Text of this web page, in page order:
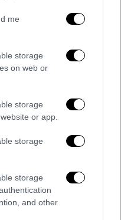
me
storage
on web or
storage
or app.
storage
storage
and other
ότι
οι Αρχές
επίσης ότι
τη βόμβα,
κτελούσαν τις